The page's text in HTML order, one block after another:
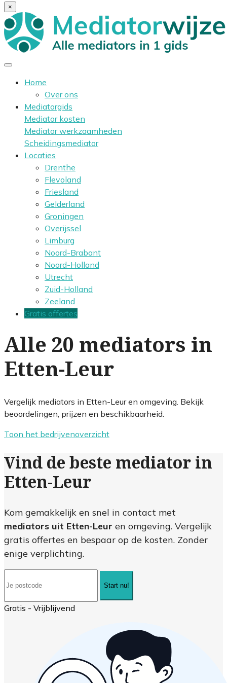
×
Home
Over ons
Mediatorgids
Mediator kosten
Mediator werkzaamheden
Scheidingsmediator
Locaties
Drenthe
Flevoland
Friesland
Gelderland
Groningen
Overijssel
Limburg
Noord-Brabant
Noord-Holland
Utrecht
Zuid-Holland
Zeeland
Gratis offertes
Alle 20 mediators in
Etten-Leur
Vergelijk mediators in Etten-Leur en omgeving. Bekijk
beoordelingen, prijzen en beschikbaarheid.
Toon het bedrijvenoverzicht
Vind de beste mediator in
Etten-Leur
Kom gemakkelijk en snel in contact met
mediators uit Etten-Leur en omgeving. Vergelijk
gratis offertes en bespaar op de kosten. Zonder
enige verplichting.
Start nu!
Gratis - Vrijblijvend